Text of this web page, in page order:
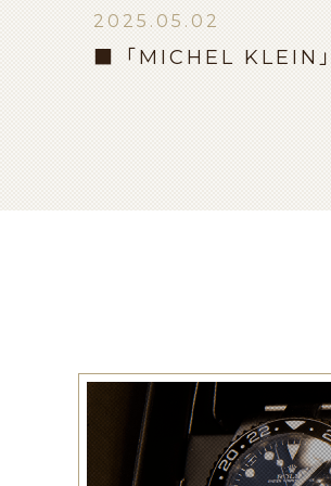
2025.05.02
■「MICHEL KLEIN」